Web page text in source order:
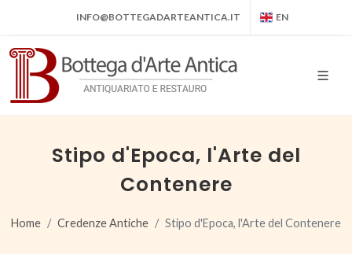
INFO@BOTTEGADARTEANTICA.IT EN
Stipo d'Epoca, l'Arte del
Contenere
Home Credenze Antiche Stipo d'Epoca, l'Arte del Contenere